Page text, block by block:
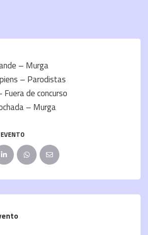
– Murga
– Parodistas
Fuera de concurso
– Murga